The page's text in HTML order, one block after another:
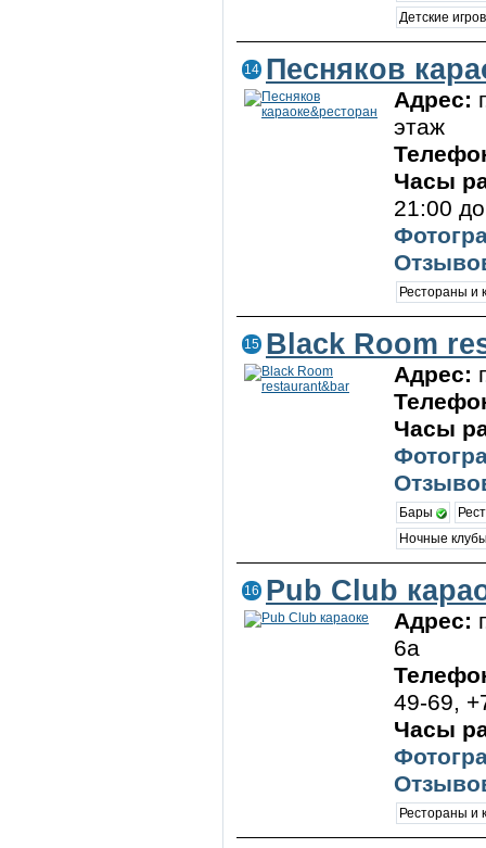
Детские
14 Песняков
Адрес:
этаж
Часы
21:00
Рестораны и
15 Black Room
Адрес:
Часы
Бары
Ночные
16 Pub Club
Адрес:
6а
49-69,
Часы
Рестораны и